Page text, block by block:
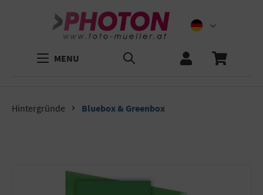
MENU
Hintergründe Bluebox & Greenbox
Bildergalerie überspringen